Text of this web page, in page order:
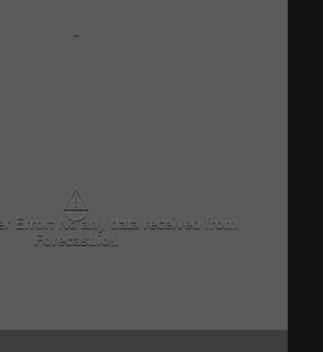
-
⚠
Error: No any data received from
Forecast.io!.